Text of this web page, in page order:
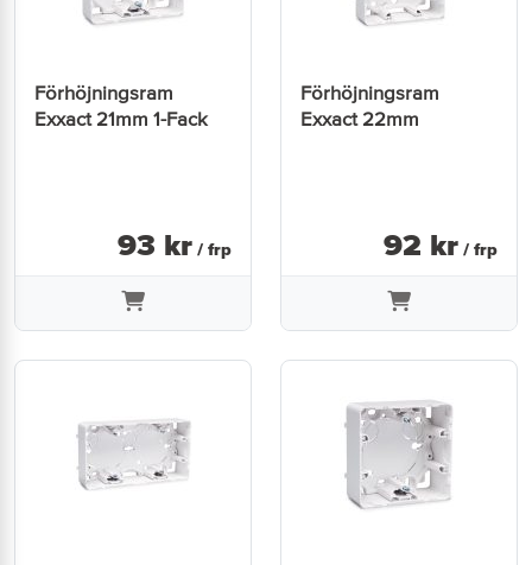
Förhöjningsram
Exxact 21mm 1-Fack
93 kr / frp
Förhöjningsram
Exxact 22mm
92 kr / frp